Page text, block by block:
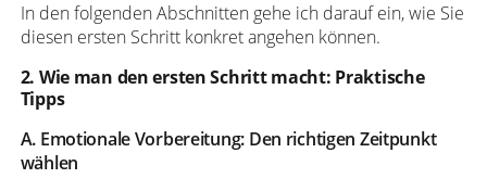
In den folgenden Abschnitten gehe ich darauf ein, wie Sie
diesen ersten Schritt konkret angehen können.
2. Wie man den ersten Schritt macht: Praktische
Tipps
A. Emotionale Vorbereitung: Den richtigen Zeitpunkt
wählen